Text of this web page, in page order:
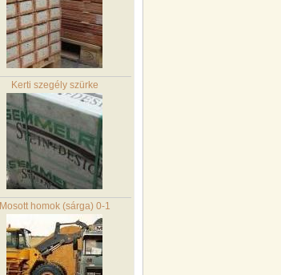
Kerti szegély szürke
Mosott homok (sárga) 0-1